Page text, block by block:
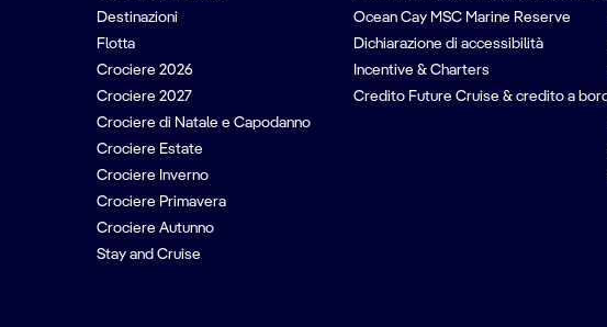
Destinazioni
Flotta
Crociere 2026
Crociere 2027
Crociere di Natale e Capodanno
Crociere Estate
Crociere Inverno
Crociere Primavera
Crociere Autunno
Stay and Cruise
Ocean Cay MSC Marine Reserve
Dichiarazione di accessibilità
Incentive & Charters
Credito Future Cruise & credito a